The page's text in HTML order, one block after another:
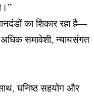
का शिकार रहा है—
अधिक समावेशी, न्यायसंगत
घनिष्ठ सहयोग और